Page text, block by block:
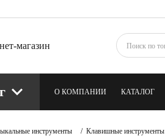
О КОМПАНИИ КАТАЛОГ
КОНТАКТЫ БЛОГ
инструменты / Клавишные инструменты